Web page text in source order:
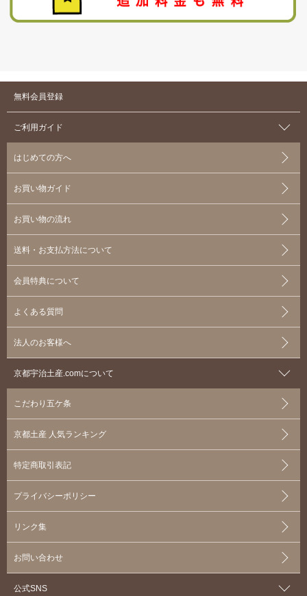
無料会員登録
ご利用ガイド
はじめての方へ
お買い物ガイド
お買い物の流れ
送料・お支払方法について
会員特典について
よくある質問
法人のお客様へ
京都宇治土産.comについて
こだわり五ケ条
京都土産 人気ランキング
特定商取引表記
プライバシーポリシー
リンク集
お問い合わせ
公式SNS